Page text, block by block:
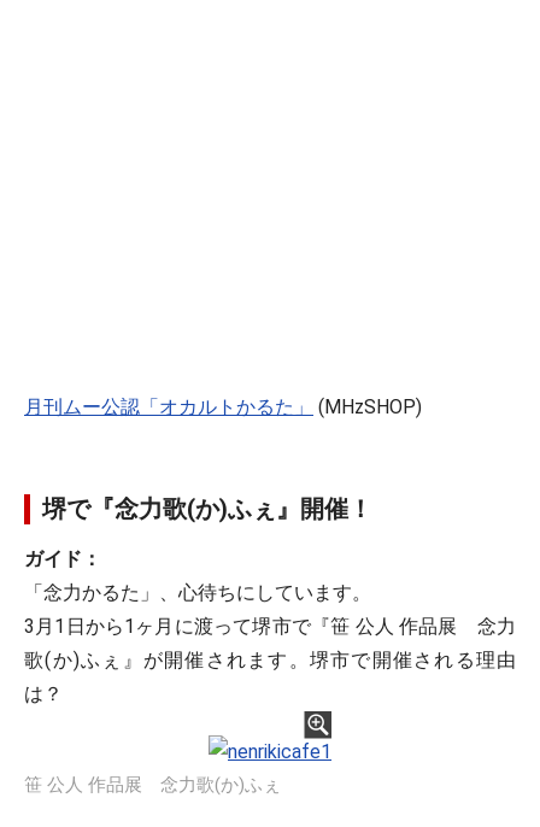
月刊ムー公認「オカルトかるた」 (MHzSHOP)
堺で『念力歌(か)ふぇ』開催！
ガイド：
「念力かるた」、心待ちにしています。
3月1日から1ヶ月に渡って堺市で『笹 公人 作品展 念力
歌(か)ふぇ』が開催されます。堺市で開催される理由
は？
笹 公人 作品展 念力歌(か)ふぇ